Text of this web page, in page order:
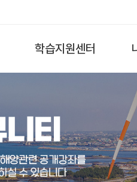
학습지원센터
FAQ
Q&A